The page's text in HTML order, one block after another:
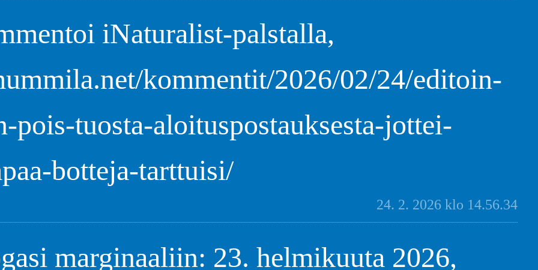
iNaturalist-palstalla,
kommentit/2026/02/24/editoin-
pois-tuosta-aloituspostauksesta-jottei-
botteja-tarttuisi/
24. 2. 2026 klo 14.56.34
marginaaliin: 23. helmikuuta 2026,